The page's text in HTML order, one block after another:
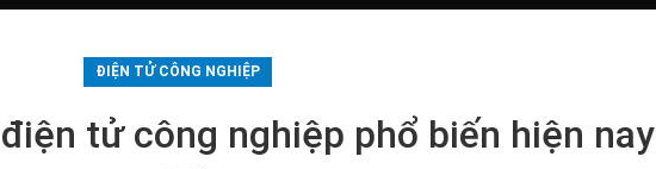
ĐIỆN TỬ CÔNG NGHIỆP
tử công nghiệp phổ biến hiện nay